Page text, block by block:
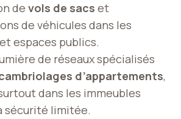
de vols de sacs et
de véhicules dans les
espaces publics.
de réseaux spécialisés
d’appartements,
dans les immeubles
sécurité limitée.